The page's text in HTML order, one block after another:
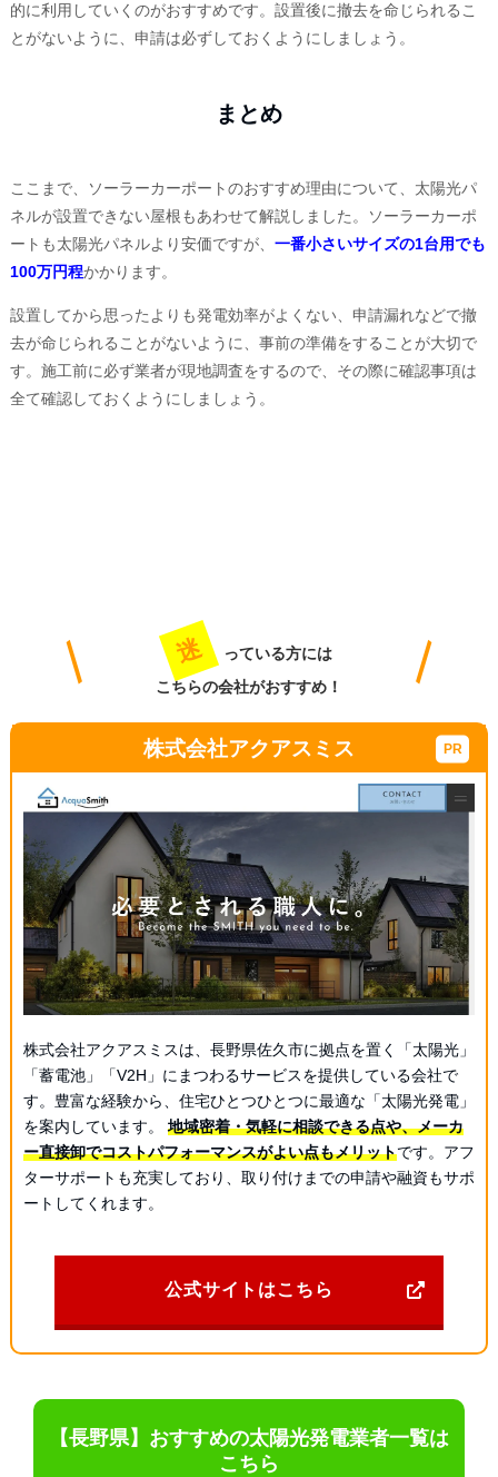
的に利用していくのがおすすめです。設置後に撤去を命じられるこ
とがないように、申請は必ずしておくようにしましょう。
まとめ
ここまで、ソーラーカーポートのおすすめ理由について、太陽光パ
ネルが設置できない屋根もあわせて解説しました。ソーラーカーポ
ートも太陽光パネルより安価ですが、 一番小さいサイズの1台用でも
100万円程かかります。
設置してから思ったよりも発電効率がよくない、申請漏れなどで撤
去が命じられることがないように、事前の準備をすることが大切で
す。施工前に必ず業者が現地調査をするので、その際に確認事項は
全て確認しておくようにしましょう。
迷
っている方には
こちらの会社がおすすめ！
株式会社アクアスミス
株式会社アクアスミスは、長野県佐久市に拠点を置く「太陽光」
「蓄電池」「V2H」にまつわるサービスを提供している会社で
す。豊富な経験から、住宅ひとつひとつに最適な「太陽光発電」
を案内しています。 地域密着・気軽に相談できる点や、メーカ
ー直接卸でコストパフォーマンスがよい点もメリットです。アフ
ターサポートも充実しており、取り付けまでの申請や融資もサポ
ートしてくれます。
公式サイトはこちら
【長野県】おすすめの太陽光発電業者一覧は
こちら